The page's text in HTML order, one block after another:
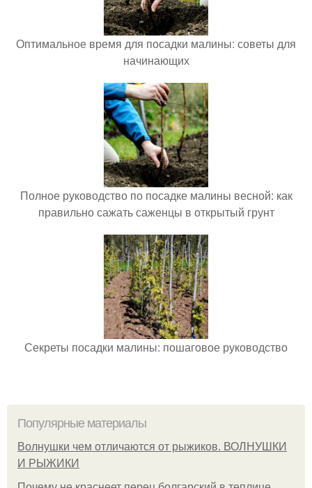
Оптимальное время для посадки малины: советы для
начинающих
Полное руководство по посадке малины весной: как
правильно сажать саженцы в открытый грунт
Секреты посадки малины: пошаговое руководство
Популярные материалы
Волнушки чем отличаются от рыжиков. ВОЛНУШКИ
И РЫЖИКИ